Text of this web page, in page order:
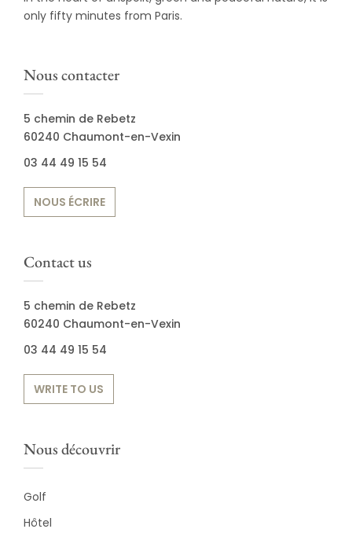
only fifty minutes from Paris.
Nous contacter
5 chemin de Rebetz
60240 Chaumont-en-Vexin
03 44 49 15 54
NOUS ÉCRIRE
Contact us
5 chemin de Rebetz
60240 Chaumont-en-Vexin
03 44 49 15 54
WRITE TO US
Nous découvrir
Golf
Hôtel